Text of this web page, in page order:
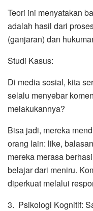
Teori ini menyatakan
adalah hasil dari
(ganjaran) dan
Studi Kasus:
Di media sosial, kita
selalu menyebar
melakukannya?
Bisa jadi, mereka
orang lain: like,
mereka merasa
belajar dari meniru.
diperkuat melalui
3. Psikologi Kognitif: